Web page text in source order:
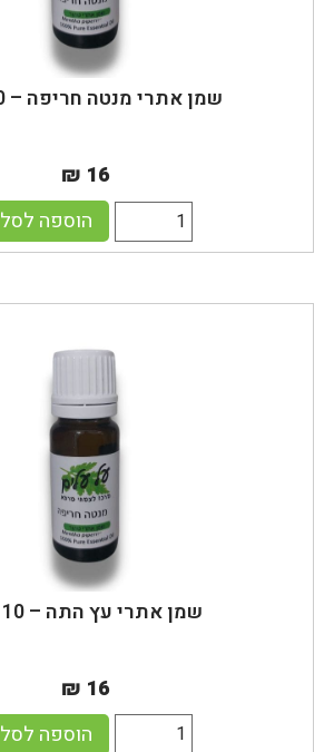
שמן אתרי מנטה חריפה – 10 מ"ל
₪ 16
הוספה לסל
שמן אתרי עץ התה – 10 מ"ל
₪ 16
הוספה לסל